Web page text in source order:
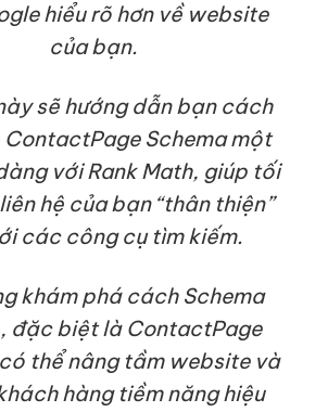
hiểu rõ hơn về website
của bạn.
sẽ hướng dẫn bạn cách
Schema một
với Rank Math, giúp tối
hệ của bạn “thân thiện”
các công cụ tìm kiếm.
khám phá cách Schema
đặc biệt là ContactPage
thể nâng tầm website và
hàng tiềm năng hiệu